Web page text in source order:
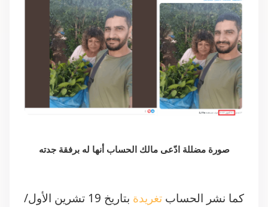
صورة مضللة ادّعى مالك الحساب أنها له برفقة جدته
كما نشر الحساب تغريدة
بتاريخ 19 تشرين الأول/